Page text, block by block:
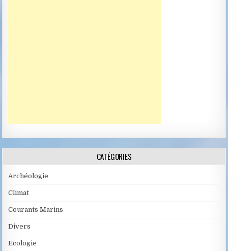
CATÉGORIES
Archéologie
Climat
Courants Marins
Divers
Ecologie